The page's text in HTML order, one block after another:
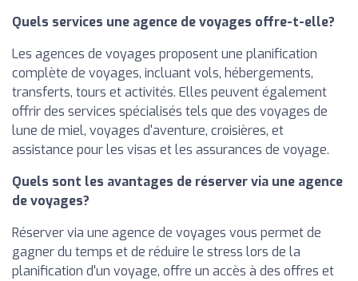
Quels services une agence de voyages offre-t-elle?
Les agences de voyages proposent une planification
complète de voyages, incluant vols, hébergements,
transferts, tours et activités. Elles peuvent également
offrir des services spécialisés tels que des voyages de
lune de miel, voyages d'aventure, croisières, et
assistance pour les visas et les assurances de voyage.
Quels sont les avantages de réserver via une agence
de voyages?
Réserver via une agence de voyages vous permet de
gagner du temps et de réduire le stress lors de la
planification d'un voyage, offre un accès à des offres et